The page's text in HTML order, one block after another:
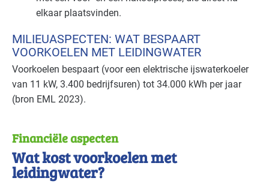
elkaar plaatsvinden.
MILIEUASPECTEN: WAT BESPAART
VOORKOELEN MET LEIDINGWATER
Voorkoelen bespaart (voor een elektrische ijswaterkoeler
van 11 kW, 3.400 bedrijfsuren) tot 34.000 kWh per jaar
(bron EML 2023).
Financiële aspecten
Wat kost voorkoelen met
leidingwater?